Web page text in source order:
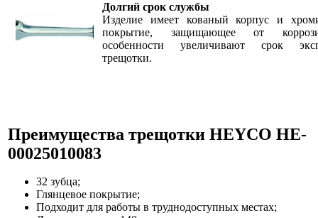
Долгий срок службы
Изделие имеет кованый корпус и
покрытие, защищающее от
особенности увеличивают срок
трещотки.
Преимущества трещотки HEYCO HE-
00025010083
32 зубца;
Глянцевое покрытие;
Подходит для работы в труднодоступных местах;